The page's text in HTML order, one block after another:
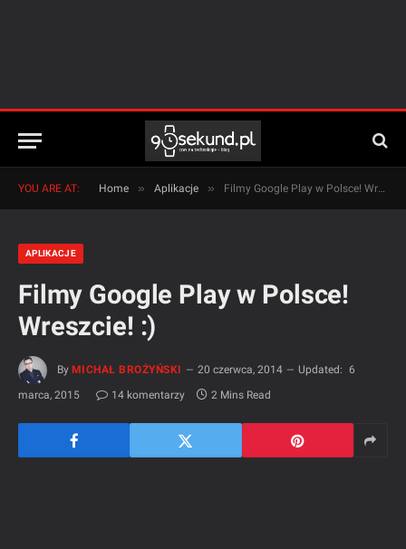
YOU ARE AT: Home » Aplikacje » Filmy Google Play w Polsce! Wreszcie! :)
APLIKACJE
Filmy Google Play w Polsce!
Wreszcie! :)
By MICHAŁ BROŻYŃSKI 20 czerwca, 2014 Updated: 6
marca, 2015
14 komentarzy 2 Mins Read